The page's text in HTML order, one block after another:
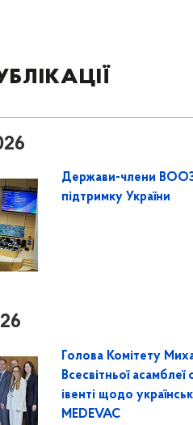
Держави-члени ВООЗ
підтримку України
Голова Комітету
Всесвітньої
івенті щодо
MEDEVAC